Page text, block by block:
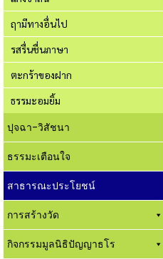
ฤามีทางอื่นไป
รสรื่นชื่นภาษา
ตะกร้าของฝาก
ธรรมะอมยิ้ม
ปุจฉา-วิสัชนา
ธรรมะเตือนใจ
สาธารณะประโยชน์
การสร้างวัด
กิจกรรมมูลนิธิปัญญาธโร